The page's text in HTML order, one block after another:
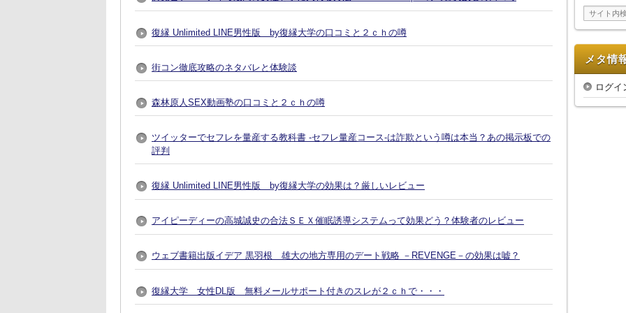
復縁 Unlimited LINE男性版 by復縁大学の口コミと２ｃｈの噂
街コン徹底攻略のネタバレと体験談
森林原人SEX動画塾の口コミと２ｃｈの噂
ツイッターでセフレを量産する教科書 -セフレ量産コース-は詐欺という噂は本当？あの掲示板での
評判
復縁 Unlimited LINE男性版 by復縁大学の効果は？厳しいレビュー
アイピーディーの高城誠史の合法ＳＥＸ催眠誘導システムって効果どう？体験者のレビュー
ウェブ書籍出版イデア 黒羽根 雄大の地方専用のデート戦略 －REVENGE－の効果は嘘？
復縁大学 女性DL版 無料メールサポート付きのスレが２ｃｈで・・・
イ
ブ
メタ情
ログイ